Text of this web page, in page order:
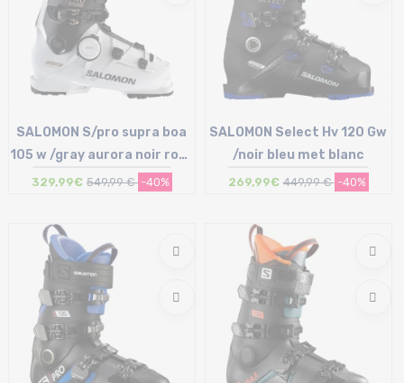
SALOMON S/pro supra boa
105 w /gray aurora noir rose
met
329,99€ 549,99 € -40%
25/25.5 cm
SALOMON Select Hv 120 Gw
/noir bleu met blanc
269,99€ 449,99 € -40%